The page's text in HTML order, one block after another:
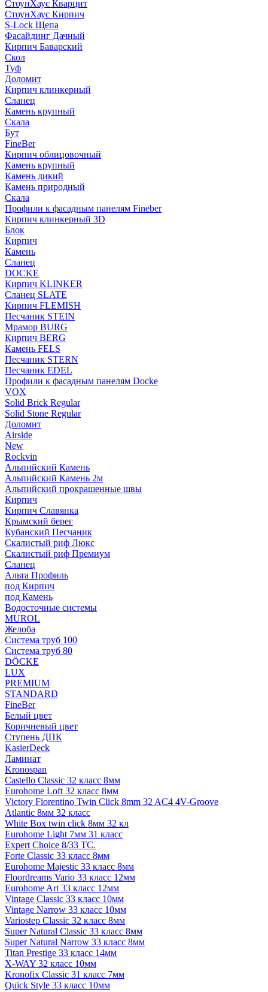
СтоунХаус Кварцит
СтоунХаус Кирпич
S-Lock Щепа
Фасайдинг Дачный
Кирпич Баварский
Скол
Туф
Доломит
Кирпич клинкерный
Сланец
Камень крупный
Скала
Бут
FineBer
Кирпич облицовочный
Камень крупный
Камень дикий
Камень природный
Скала
Профили к фасадным панелям Fineber
Кирпич клинкерный 3D
Блок
Кирпич
Камень
Сланец
DOCKE
Кирпич KLINKER
Сланец SLATE
Кирпич FLEMISH
Пес­ча­ник STEIN
Мрамор BURG
Кирпич BERG
Камень FELS
Пес­ча­ник STERN
Пес­ча­ник EDEL
Профили к фасадным панелям Docke
VOX
Solid Brick Regular
Solid Stone Regular
Доломит
Airside
New
Rockvin
Альпийский Камень
Альпийский Камень 2м
Альпийский прокрашенные швы
Кирпич
Кирпич Славянка
Крымский берег
Кубанский Песчаник
Скалистый риф Люкс
Скалистый риф Премиум
Сланец
Альта Профиль
под Кирпич
под Камень
Водосточные системы
MUROL
Желоба
Система труб 100
Система труб 80
DÖCKE
LUX
PREMIUM
STANDARD
FineBer
Белый цвет
Коричневый цвет
Ступень ДПК
KasierDeck
Ламинат
Kronospan
Castello Classic 32 класс 8мм
Eurohome Loft 32 класс 8мм
Victory Fiorentino Twin Click 8mm 32 AC4 4V-Groove
Atlantic 8мм 32 класс
White Box twin click 8мм 32 кл
Eurohome Light 7мм 31 класс
Expert Choice 8/33 TC.
Forte Classic 33 класс 8мм
Eurohome Majestic 33 класс 8мм
Floordreams Vario 33 класс 12мм
Eurohome Art 33 класс 12мм
Vintage Classic 33 класс 10мм
Vintage Narrow 33 класс 10мм
Variostep Classic 32 класс 8мм
Super Natural Classic 33 класс 8мм
Super Natural Narrow 33 класс 8мм
Titan Prestige 33 класс 14мм
X-WAY 32 класс 10мм
Kronofix Classic 31 класс 7мм
Quick Style 33 класс 10мм